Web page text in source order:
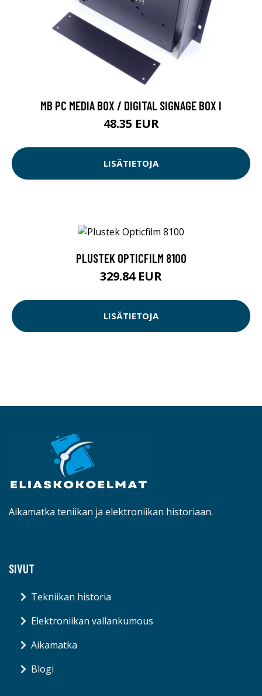
MB PC MEDIA BOX / DIGITAL SIGNAGE BOX I
48.35 EUR
LISÄTIETOJA
PLUSTEK OPTICFILM 8100
329.84 EUR
LISÄTIETOJA
Aikamatka teniikan ja elektroniikan historiaan.
SIVUT
Tekniikan historia
Elektroniikan vallankumous
Aikamatka
Blogi